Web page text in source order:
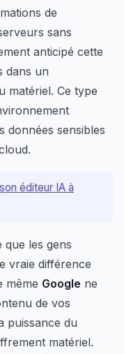
de
sans
anticipé cette
dans un
matériel. Ce type
données sensibles
éditeur IA à
que les gens
vraie différence
même Google ne
de vos
puissance du
matériel.